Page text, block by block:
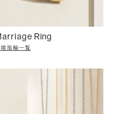
Ring
指輪一覧